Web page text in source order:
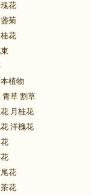
花
菊
花
植物
青草 割草
月桂花
洋槐花
花
花